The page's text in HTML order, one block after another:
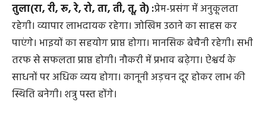
तुला(रा, री, रू, रे, रो, ता, ती, तू, ते) :प्रेम-प्रसंग में अनुकूलता
रहेगी। व्यापार लाभदायक रहेगा। जोखिम उठाने का साहस कर
पाएंगे। भाइयों का सहयोग प्राप्त होगा। मानसिक बेचैनी रहेगी। सभी
तरफ से सफलता प्राप्त होगी। नौकरी में प्रभाव बढ़ेगा। ऐश्वर्य के
साधनों पर अधिक व्यय होगा। कानूनी अड़चन दूर होकर लाभ की
स्थिति बनेगी। शत्रु पस्त होंगे।